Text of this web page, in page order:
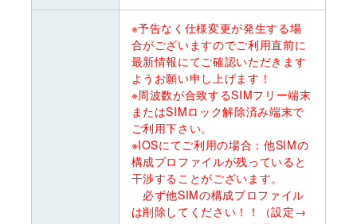
※予告なく仕様変更が発生する場
合がございますのでご利用直前に
最新情報にてご確認いただきます
ようお願い申し上げます！
※周波数が合致するSIMフリー端末
またはSIMロック解除済み端末で
ご利用下さい。
※IOSにてご利用の場合：他SIMの
構成プロファイルが残っていると
干渉することがございます。
必ず他SIMの構成プロファイル
は削除してください！！（設定→